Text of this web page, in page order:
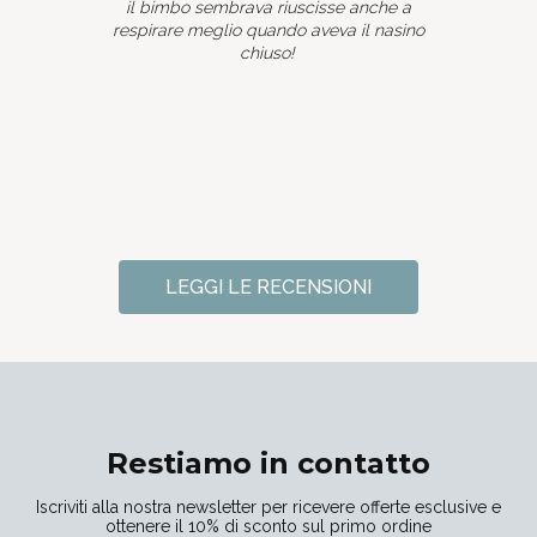
il bimbo sembrava riuscisse anche a
respirare meglio quando aveva il nasino
chiuso!
LEGGI LE RECENSIONI
Restiamo in contatto
Iscriviti alla nostra newsletter per ricevere offerte esclusive e
ottenere il 10% di sconto sul primo ordine